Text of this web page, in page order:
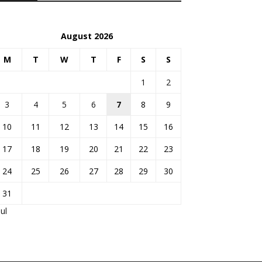
August 2026
M T W T F S S
1
2
3
4 5 6 7 8
9
10
11 12 13 14 15
16
17
18 19 20 21 22
23
24
25 26 27 28 29
30
31